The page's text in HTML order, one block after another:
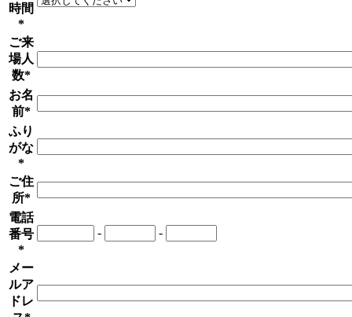
時間
*
ご来
場人
数*
お名
前*
ふり
がな
*
ご住
所*
電話
番号
*
- -
メー
ルア
ドレ